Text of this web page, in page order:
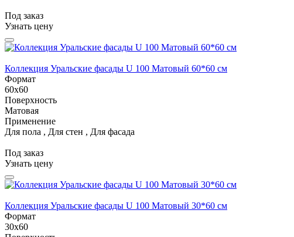
Под заказ
Узнать цену
Коллекция Уральские фасады U 100 Матовый 60*60 см
Формат
60x60
Поверхность
Матовая
Применение
Для пола , Для стен , Для фасада
Под заказ
Узнать цену
Коллекция Уральские фасады U 100 Матовый 30*60 см
Формат
30x60